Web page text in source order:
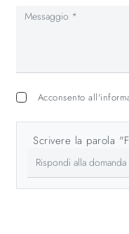
Acconsento
Scrivere la parola